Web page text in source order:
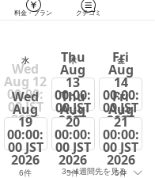
料金・プラン クチコミ
水 木 金
Wed
Aug 12
00:00:
00 JST
2026
Thu
Aug
13
00:00:
00 JST
2026
4件
Fri
Aug
14
00:00:
00 JST
2026
5件
Wed
Aug
19
00:00:
00 JST
2026
6件
Thu
Aug
20
00:00:
00 JST
2026
5件
Fri
Aug
21
00:00:
00 JST
2026
5件
3～4週間先を見る